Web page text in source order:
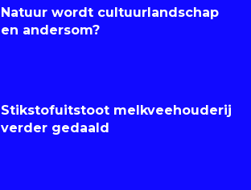
Natuur wordt cultuurlandschap
en andersom?
Stikstofuitstoot melkveehouderij
verder gedaald